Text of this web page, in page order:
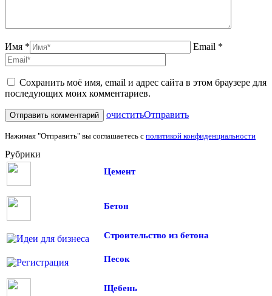
Имя * Email *
Сохранить моё имя, email и адрес сайта в этом браузере для
последующих моих комментариев.
очиститьОтправить
Нажимая "Отправить" вы соглашаетесь с политикой конфиденциальности
Рубрики
Цемент
Бетон
Строительство из бетона
Песок
Щебень